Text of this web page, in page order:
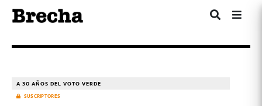
A 30 AÑOS DEL VOTO VERDE
SUSCRIPTORES